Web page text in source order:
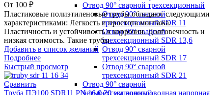
Отвод 90° сварной трехсекционный
Отвод 90° сварной
трехсекционный SDR 11
Отвод 90° сварной
трехсекционный SDR 13,6
Отвод 90° сварной
трехсекционный SDR 17
Отвод 90° сварной
трехсекционный SDR 21
Отвод 90° сварной
четырехсекционный
От 100 ₽
Пластиковые полиэтиленовые трубы обладают следующими
характеристиками: Легкость и простота монтажа.
Пластичность и устойчивость к коррозии. Долговечность и
низкая стоимость. Такие трубы
Добавить в список желаний
Подробнее
Быстрый просмотр
Сравнить
Труба ПЭ100 SDR11 PN 16,0 20 мм водопроводная напорная